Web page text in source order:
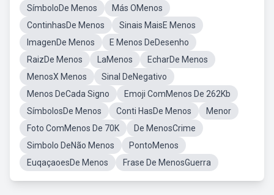
SímboloDe Menos
Más OMenos
ContinhasDe Menos
Sinais MaisE Menos
ImagenDe Menos
E Menos DeDesenho
RaizDe Menos
LaMenos
EcharDe Menos
MenosX Menos
Sinal DeNegativo
Menos DeCada Signo
Emoji ComMenos De 262Kb
SímbolosDe Menos
Conti HasDe Menos
Menor
Foto ComMenos De 70K
De MenosCrime
Simbolo DeNão Menos
PontoMenos
EuqaçaoesDe Menos
Frase De MenosGuerra